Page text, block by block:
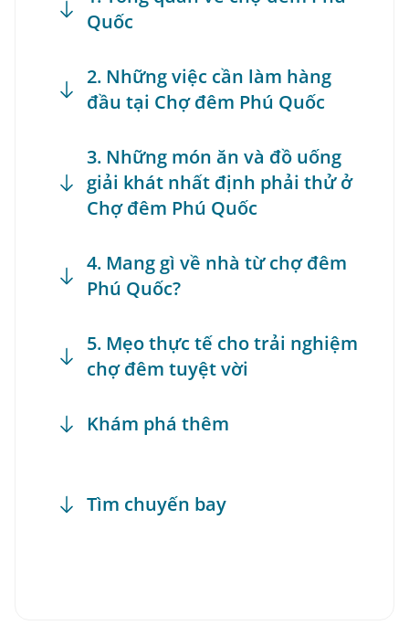
Quốc
2. Những việc cần làm hàng
đầu tại Chợ đêm Phú Quốc
3. Những món ăn và đồ uống
giải khát nhất định phải thử ở
Chợ đêm Phú Quốc
4. Mang gì về nhà từ chợ đêm
Phú Quốc?
5. Mẹo thực tế cho trải nghiệm
chợ đêm tuyệt vời
Khám phá thêm
Tìm chuyến bay